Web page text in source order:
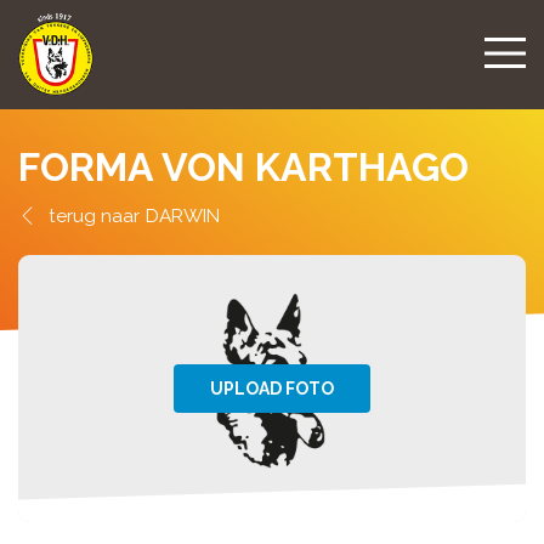
FORMA VON KARTHAGO
DARWIN